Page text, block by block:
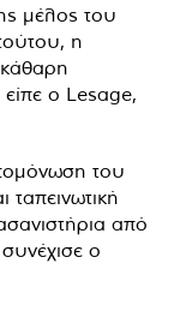
μέλος του
η
ο Lesage,
του
από
ο